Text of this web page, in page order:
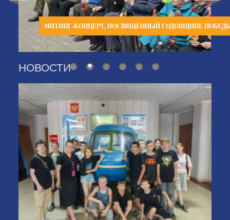
МИТИНГ-КОНЦЕРТ, ПОСВЯЩЁННЫЙ ГОДОВЩИНЕ
НОВОСТИ